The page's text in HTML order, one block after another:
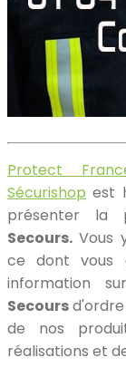
Protect
Sécurishop est
présenter la
Secours. Vous
ce dont vous
information
Secours
de nos
réalisations et